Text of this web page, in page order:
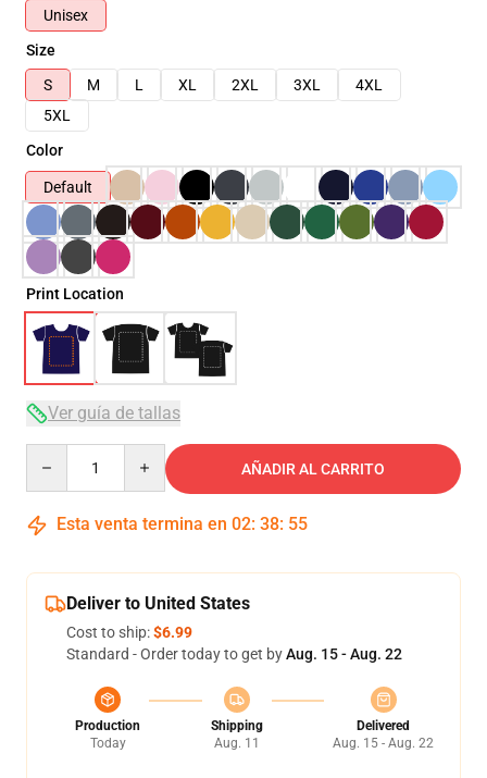
Unisex
Size
S
M L XL 2XL 3XL
4XL
5XL
Color
Default
Print Location
Ver guía de tallas
AÑADIR AL CARRITO
Esta venta termina en 02: 38: 54
Deliver to United States
Cost to ship:$6.99
Standard - Order today to get byAug. 15 - Aug. 22
Production
Today
Shipping
Aug. 11
Delivered
Aug. 15 - Aug. 22